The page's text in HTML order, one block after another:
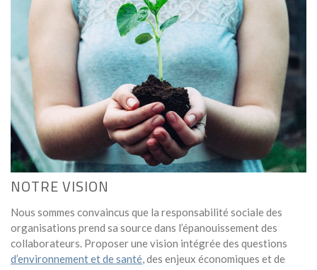
NOTRE VISION
Nous sommes convaincus que la responsabilité sociale des
organisations prend sa source dans l’épanouissement des
collaborateurs. Proposer une vision intégrée des questions
d’environnement et de santé, des enjeux économiques et de